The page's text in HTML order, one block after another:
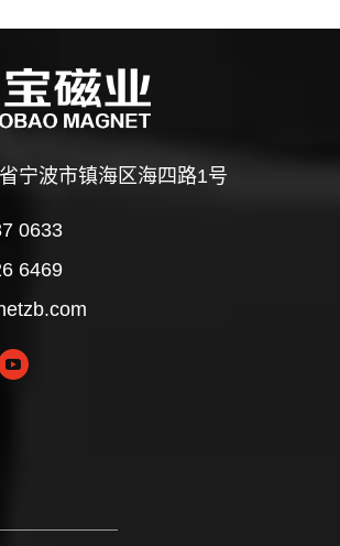
宁波市镇海区海四路1号
0633
6469